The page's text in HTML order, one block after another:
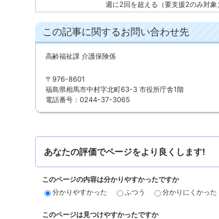
週に2回を超える（要支援2のみ対象
この記事に関するお問い合わせ先
高齢福祉課 介護保険係
〒976-8601
福島県相馬市中村字北町63-3 市役所庁舎1階
電話番号：0244-37-3065
あなたの評価でページをより良くします!
このページの内容は分かりやすかったですか
分かりやすかった
ふつう 分かりにくかった
このページは見つけやすかったですか